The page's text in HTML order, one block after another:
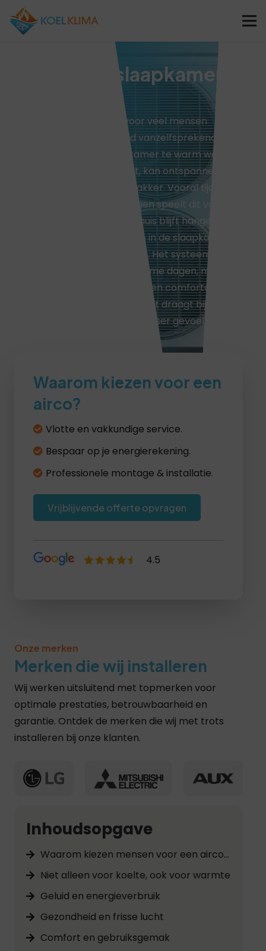
Airco in de slaapkamer
Een goede nachtrust is voor veel mensen
essentieel, maar niet altijd vanzelfsprekend.
Wanneer het in de slaapkamer te warm wordt
of de lucht zwaar aanvoelt, kan ontspannen
lastig zijn en lig je sneller wakker. Vooral tijdens
zomerse nachten in Harlingen speelt dit vaak,
omdat de warmte binnenshuis blijft hangen. In
zulke gevallen kan een airco in de slaapkamer
een praktische oplossing zijn. Het systeem biedt
niet alleen verkoeling op warme dagen, maar
helpt het hele jaar door om een comfortabele
temperatuur te behouden. Dat draagt bij aan
een rustigere slaap en een frisser gevoel in de
Waarom kiezen voor een
airco?
Vlotte en vakkundige service.
Bespaar op je energierekening.
Professionele montage & installatie.
Vrijblijvende offerte opvragen
4.5
Onze merken
Merken die wij installeren
Wij werken uitsluitend met topmerken voor
optimale prestaties, betrouwbaarheid en
garantie. Ontdek de merken die wij met trots
installeren bij onze klanten.
Inhoudsopgave
Waarom kiezen mensen voor een airco in de slaapkamer?
Niet alleen voor koelte, ook voor warmte
Geluid en energieverbruik
Gezondheid en frisse lucht
Comfort en gebruiksgemak